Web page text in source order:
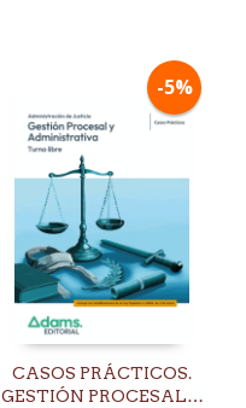
-5%
CASOS PRÁCTICOS.
GESTIÓN PROCESAL Y